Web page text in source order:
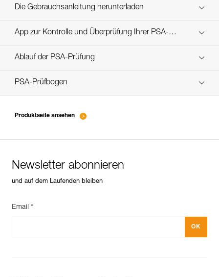
Die Gebrauchsanleitung herunterladen
Technical Notice
App zur Kontrolle und Überprüfung Ihrer PSA-
Bestände Entdecken Sie ePPEcentre
Ablauf der PSA-Prüfung
verif-EPI-poulies-procedure-DE
PSA-Prüfbogen
Produktseite ansehen
Newsletter abonnieren
und auf dem Laufenden bleiben
Email *